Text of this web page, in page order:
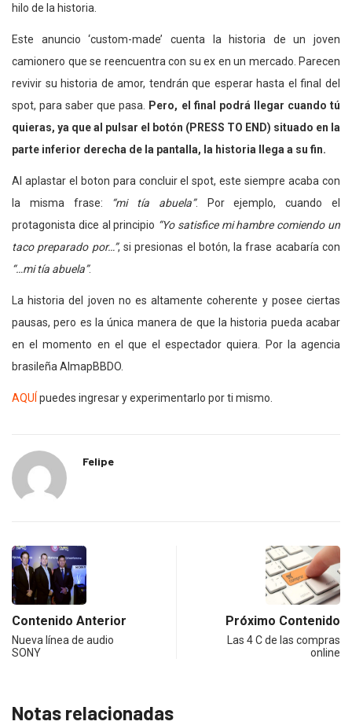
hilo de la historia.
Este anuncio ‘custom-made’ cuenta la historia de un joven
camionero que se reencuentra con su ex en un mercado. Parecen
revivir su historia de amor, tendrán que esperar hasta el final del
spot, para saber que pasa.
Pero, el final podrá llegar cuando tú
quieras, ya que al pulsar el botón (PRESS TO END) situado en la
parte inferior derecha de la pantalla, la historia llega a su fin.
Al aplastar el boton para concluir el spot, este siempre acaba con
la misma frase:
“mi tía abuela”. Por ejemplo, cuando el
protagonista dice al principio “Yo satisfice mi hambre comiendo un
taco preparado por…”, si presionas el botón, la frase acabaría con
“…mi tía abuela”.
La historia del joven no es altamente coherente y posee ciertas
pausas, pero es la única manera de que la historia pueda acabar
en el momento en el que el espectador quiera. Por la agencia
brasileña AlmapBBDO.
AQUÍ puedes ingresar y experimentarlo por ti mismo.
Felipe
Contenido Anterior
Nueva línea de audio
SONY
Próximo Contenido
Las 4 C de las compras
online
Notas relacionadas